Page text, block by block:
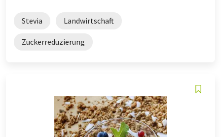
Stevia Landwirtschaft
Zuckerreduzierung